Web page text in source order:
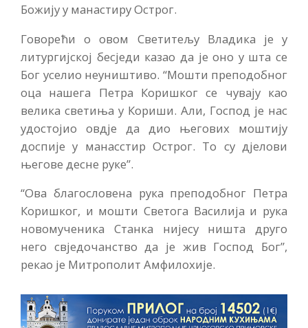
Божију у манастиру Острог.
Говорећи о овом Светитељу Владика је у
литургијској бесједи казао да је оно у шта се
Бог уселио неуништиво. “Мошти преподобног
оца нашега Петра Коришког се чувају као
велика светиња у Кориши. Али, Господ је нас
удостојио овдје да дио његових моштију
доспије у манасстир Острог. То су дјелови
његове десне руке”.
“Ова благословена рука преподобног Петра
Коришког, и мошти Светога Василија и рука
новомученика Станка нијесу ништа друго
него свједочанство да је жив Господ Бог”,
рекао је Митрополит Амфилохије.